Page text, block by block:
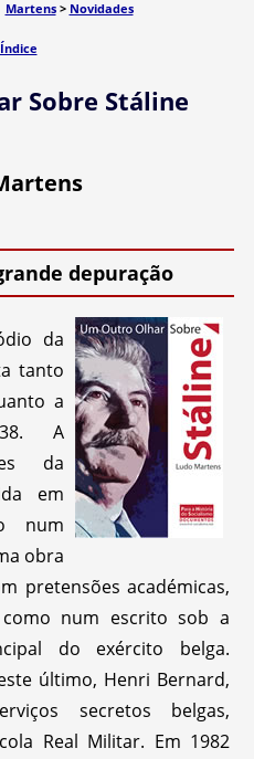
Martens> Novidades
Sobre Stáline
depuração
da
tanto
a
38. A
da
em
num
obra
pretensões académicas,
como num escrito sob a
do exército belga.
último, Henri Bernard,
secretos belgas,
Real Militar. Em 1982